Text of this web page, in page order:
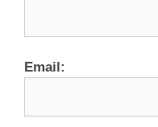
Email: